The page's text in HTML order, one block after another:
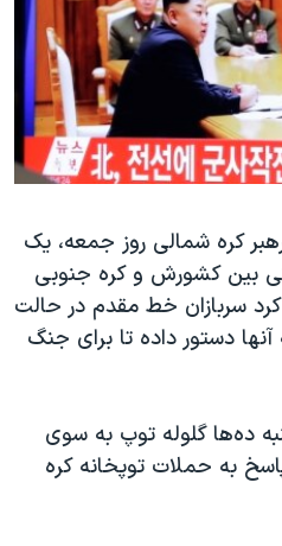
ایران
کره شمالی روز جمعه، یک
بین کشورش و کره جنوبی
سربازان خط مقدم در حالت
دستور داده تا برای جنگ
ده‌ها گلوله توپ به سوی
به حملات توپخانه کره